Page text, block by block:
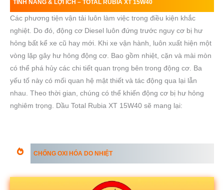
TÍNH NĂNG & LỢI ÍCH –TOTAL RUBIAXT 15W40
Các phương tiện vận tải luôn làm việc trong điều kiện khắc
nghiệt. Do đó, động cơ Diesel luôn đứng trước nguy cơ bị hư
hỏng bất kể xe cũ hay mới. Khi xe vận hành, luôn xuất hiện một
vòng lặp gây hư hỏng động cơ. Bao gồm nhiệt, cặn và mài mòn
có thể phá hủy các chi tiết quan trọng bên trong động cơ. Ba
yếu tố này có mối quan hệ mật thiết và tác động qua lại lẫn
nhau. Theo thời gian, chúng có thể khiến động cơ bị hư hỏng
nghiêm trọng. Dầu Total Rubia XT 15W40 sẽ mang lại:
CHỐNG OXI HÓA DO NHIỆT